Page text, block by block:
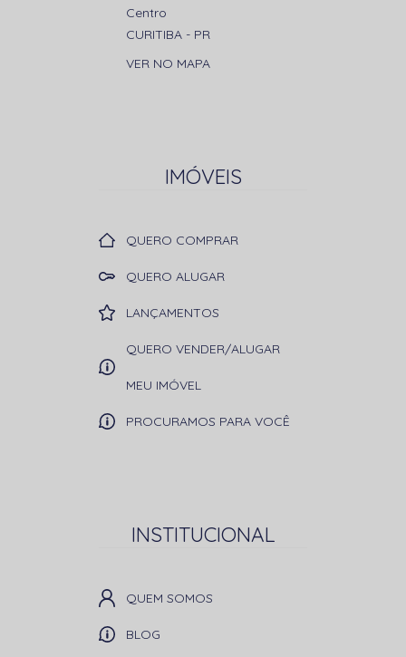
Centro
CURITIBA - PR
VER NO MAPA
IMÓVEIS
QUERO COMPRAR
QUERO ALUGAR
LANÇAMENTOS
QUERO VENDER/ALUGAR
MEU IMÓVEL
PROCURAMOS PARA VOCÊ
INSTITUCIONAL
QUEM SOMOS
BLOG